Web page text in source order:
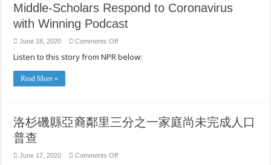
Middle-Scholars Respond to Coronavirus
with Winning Podcast
June 18, 2020 Comments Offon
Be
Kind
Respond
to
Podcast
Listen to this story from NPR below:
Read More »
洛杉磯縣亞裔鄰里三分之一家庭尚未完成人口
普查
June 17, 2020 Comments Offon